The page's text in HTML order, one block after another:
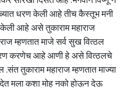
धरण केली आहे तीच कैस्तूभ मनी
आहे असे तुकाराम महाराज
म्हणतात माजे सर्व सुख वित्ठल
करणेच आहे आणी हे असे वित्ठलचे
तुकाराम महाराज म्हणतात माज्या
मला कशा मोह नको होऊन देऊ